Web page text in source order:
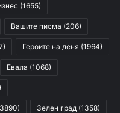
(1655)
Вашите писма (206)
Героите на деня (1964)
Евала (1068)
Зелен град (1358)